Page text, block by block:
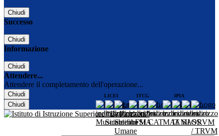
Chiudi
Successo
Chiudi
Informazione
Chiudi
Attendere...
Attendere il completamento dell'operazione...
Chiudi
Chiudi
LICEI ITCG IPIA